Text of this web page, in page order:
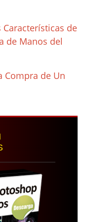
de
de Manos del
Compra de Un